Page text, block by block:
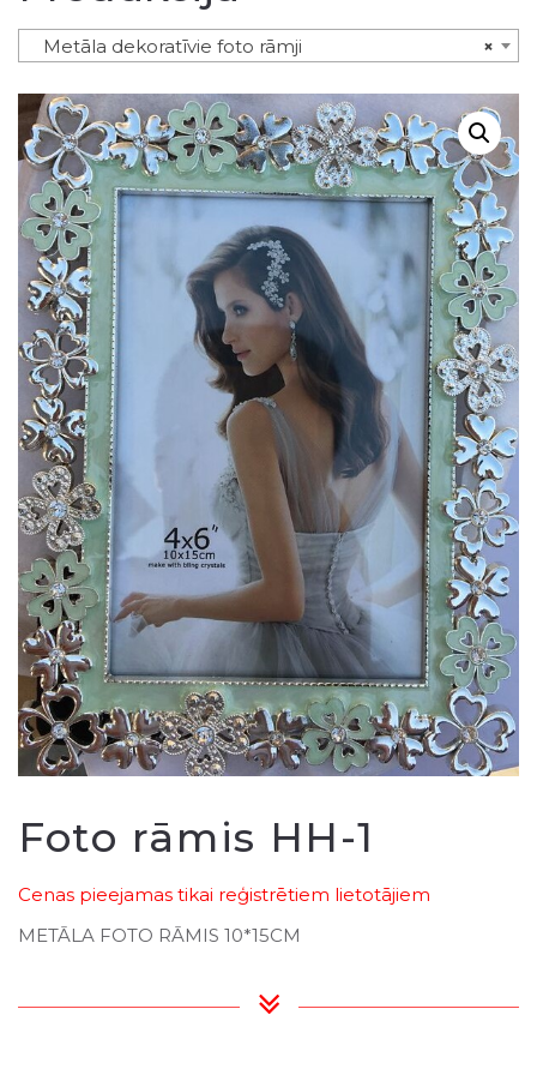
×
Metāla dekoratīvie foto rāmji
Foto rāmis HH-1
Cenas pieejamas tikai reģistrētiem lietotājiem
METĀLA FOTO RĀMIS 10*15CM